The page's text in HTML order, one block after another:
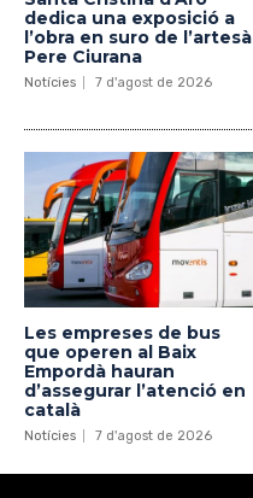
dedica una exposició a
l’obra en suro de l’artesà
Pere Ciurana
Notícies 7 d'agost de 2026
Les empreses de bus
que operen al Baix
Empordà hauran
d’assegurar l’atenció en
català
Notícies 7 d'agost de 2026